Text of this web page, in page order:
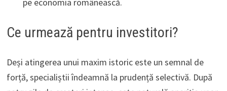
pe economia românească.
Ce urmează pentru investitori?
Deși atingerea unui maxim istoric este un semnal de
forță, specialiștii îndeamnă la prudență selectivă. După